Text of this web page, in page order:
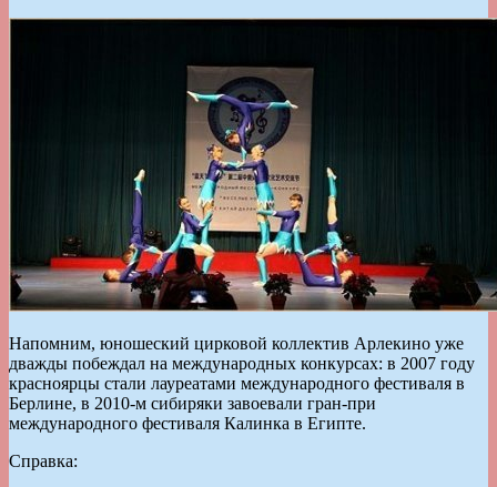
Напомним, юношеский цирковой коллектив Арлекино уже
дважды побеждал на международных конкурсах: в 2007 году
красноярцы стали лауреатами международного фестиваля в
Берлине, в 2010-м сибиряки завоевали гран-при
международного фестиваля Калинка в Египте.
Справка: